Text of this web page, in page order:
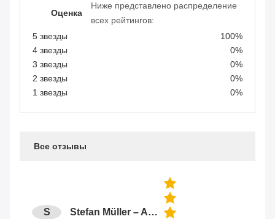
Оценка
Ниже представлено распределение
всех рейтингов:
5 звезды
100%
4 звезды
0%
3 звезды
0%
2 звезды
0%
1 звезды
0%
Все отзывы
S Stefan Müller – Automation Engineer